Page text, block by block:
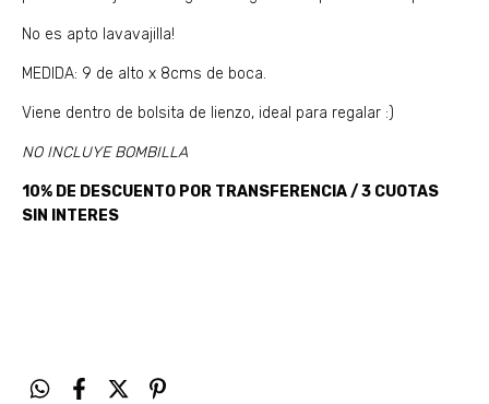
No es apto lavavajilla!
MEDIDA: 9 de alto x 8cms de boca.
Viene dentro de bolsita de lienzo, ideal para regalar :)
NO INCLUYE BOMBILLA
10% DE DESCUENTO POR TRANSFERENCIA / 3 CUOTAS
SIN INTERES